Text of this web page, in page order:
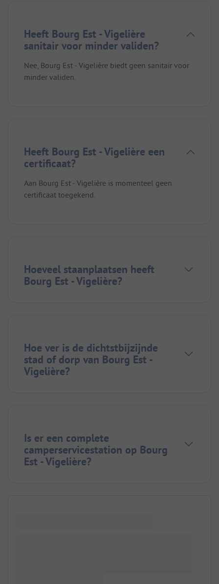
Heeft Bourg Est - Vigelière
sanitair voor minder validen?
Nee, Bourg Est - Vigelière biedt geen sanitair voor
minder validen.
Heeft Bourg Est - Vigelière een
certificaat?
Aan Bourg Est - Vigelière is momenteel geen
certificaat toegekend.
Hoeveel staanplaatsen heeft
Bourg Est - Vigelière?
Hoe ver is de dichtstbijzijnde
stad of dorp van Bourg Est -
Vigelière?
Is er een complete
camperservicestation op Bourg
Est - Vigelière?